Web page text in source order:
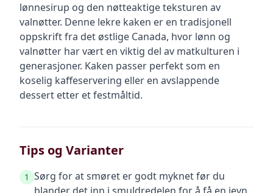
lønnesirup og den nøtteaktige teksturen av
valnøtter. Denne lekre kaken er en tradisjonell
oppskrift fra det østlige Canada, hvor lønn og
valnøtter har vært en viktig del av matkulturen i
generasjoner. Kaken passer perfekt som en
koselig kaffeservering eller en avslappende
dessert etter et festmåltid.
Tips og Varianter
1 Sørg for at smøret er godt myknet før du